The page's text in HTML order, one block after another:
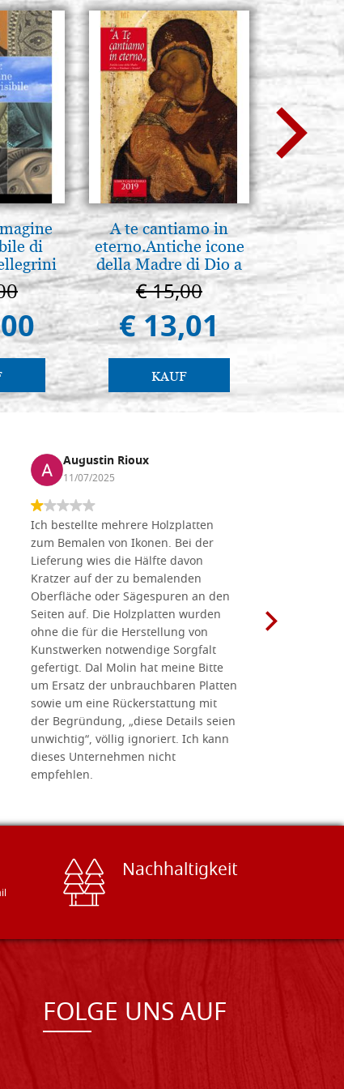
di
A te cantiamo in
eterno.Antiche icone
della Madre di Dio a
Vladimir e Suzdal
(libro-cal. 2019)
€ 15,00
€ 13,01
KAUF
Luce
€
Augustin Rioux
11/07/2025
Ich bestellte mehrere Holzplatten
zum Bemalen von Ikonen. Bei der
Lieferung wies die Hälfte davon
Kratzer auf der zu bemalenden
Oberfläche oder Sägespuren an den
Seiten auf. Die Holzplatten wurden
ohne die für die Herstellung von
Kunstwerken notwendige Sorgfalt
gefertigt. Dal Molin hat meine Bitte
um Ersatz der unbrauchbaren Platten
sowie um eine Rückerstattung mit
der Begründung, „diese Details seien
unwichtig“, völlig ignoriert. Ich kann
dieses Unternehmen nicht
empfehlen.
Nachhaltigkeit
FOLGE UNS AUF